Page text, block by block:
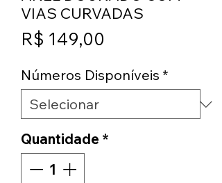
VIAS CURVADAS
R$ 149,00
Números Disponíveis *
Quantidade *